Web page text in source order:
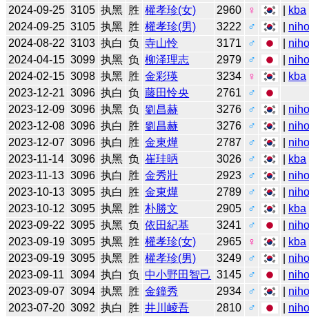
2024-09-25 3105 执黑 胜 權孝珍(女) 2960 ♀ kba
2024-09-25 3105 执黑 胜 權孝珍(男) 3222 ♂
2024-08-22 3103 执白 负 寺山怜 3171 ♂
2024-04-15 3099 执黑 负 柳泽理志 2979 ♂
2024-02-15 3098 执黑 胜 金彩瑛 3234 ♀ kba
2023-12-21 3096 执白 负 藤田怜央 2761
♂
2023-12-09 3096 执黑 负 劉昌赫 3276 ♂
2023-12-08 3096 执白 胜 劉昌赫 3276 ♂
2023-12-07 3096 执白 胜 金東燁 2787 ♂
2023-11-14 3096 执黑 负 崔珪昞 3026 ♂ kba
2023-11-13 3096 执白 胜 金秀壯 2923 ♂
2023-10-13 3095 执白 胜 金東燁 2789 ♂
2023-10-12 3095 执黑 胜 朴勝文 2905 ♂ kba
2023-09-22 3095 执黑 负 依田紀基 3241 ♂
2023-09-19 3095 执黑 胜 權孝珍(女) 2965 ♀ kba
2023-09-19 3095 执黑 胜 權孝珍(男) 3249 ♂
2023-09-11 3094 执白 负 中小野田智己 3145 ♂
2023-09-07 3094 执黑 胜 金鐘秀 2934 ♂
2023-07-20 3092 执白 胜 井川崚吾 2810 ♂